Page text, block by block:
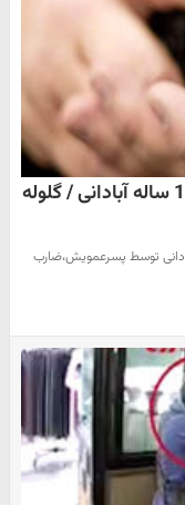
شلیک مستقیم پسرعمو به سر پسر 16 ساله آبادانی / گلوله
مستقیم گلوله به سر پسر16ساله آبادانی توسط پسرعمویش،ضارب